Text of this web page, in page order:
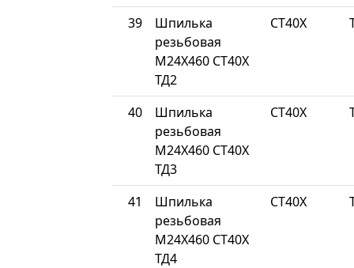
39
Шпилька
резьбовая
М24Х460 СТ40Х
ТД2
СТ40Х
40
Шпилька
резьбовая
М24Х460 СТ40Х
ТД3
СТ40Х
41
Шпилька
резьбовая
М24Х460 СТ40Х
ТД4
СТ40Х